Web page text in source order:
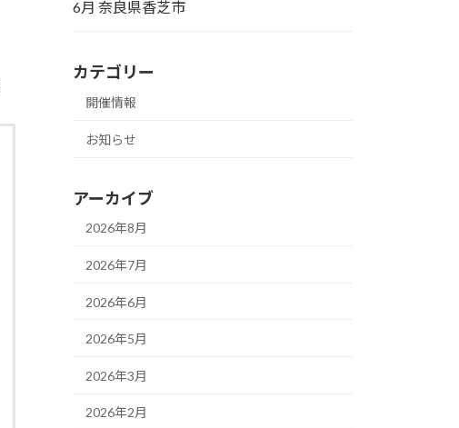
6月 奈良県香芝市
カテゴリー
開催情報
お知らせ
アーカイブ
2026年8月
2026年7月
2026年6月
2026年5月
2026年3月
2026年2月